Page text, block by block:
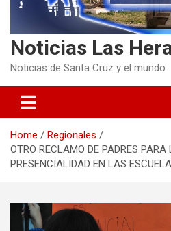
Noticias Las
Noticias de Santa Cruz y el mundo
Home
Regionales
OTRO RECLAMO DE PADRES
PRESENCIALIDAD EN LAS